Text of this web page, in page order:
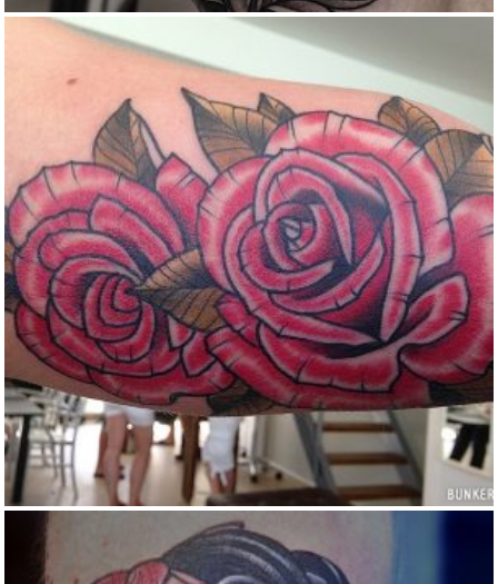
ROSE TATTOO
Color Traditional